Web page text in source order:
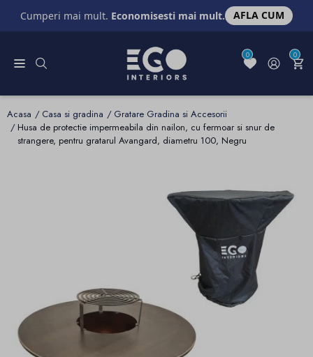
Cumperi mai mult. Economisesti mai mult. AFLA CUM
0 0
Acasa Casa si gradina
Gratare Gradina si Accesorii
Husa de protectie impermeabila din nailon, cu fermoar si snur de
strangere, pentru gratarul Avangard, diametru 100, Negru